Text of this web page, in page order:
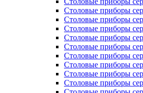
Столовые приборы
Столовые приборы
Столовые приборы
Столовые приборы
Столовые приборы
Столовые приборы
Столовые приборы
Столовые приборы
Столовые приборы